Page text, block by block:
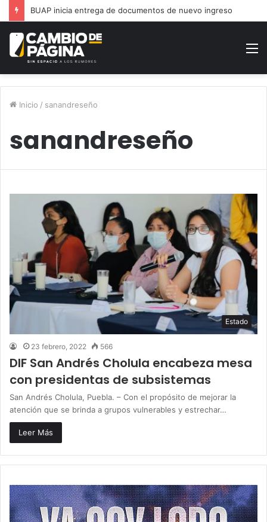
BUAP inicia entrega de documentos de nuevo ingreso
Inicio / sanandreseño
sanandreseño
Estado
23 febrero, 2022 566
DIF San Andrés Cholula encabeza mesa
con presidentas de subsistemas
San Andrés Cholula, Puebla. – Con el propósito de mejorar la
atención que se brinda a grupos vulnerables y estrechar…
Leer Más